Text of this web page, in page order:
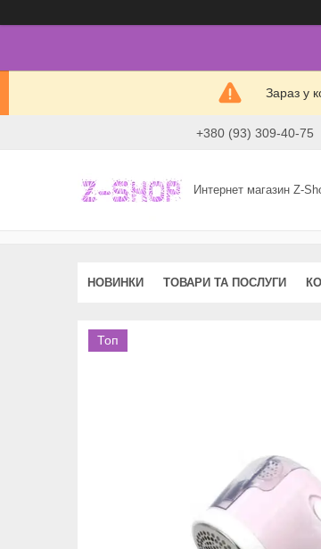
Зараз у
+380 (93) 309-40-75
Интернет магазин Z-
НОВИНКИ ТОВАРИ ТА ПОСЛУГИ
Топ